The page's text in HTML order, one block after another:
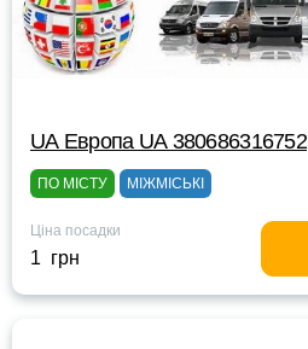
UА Европа UА 380686316752
ПО МІСТУ МІЖМІСЬКІ
Ціна посадки
1 грн